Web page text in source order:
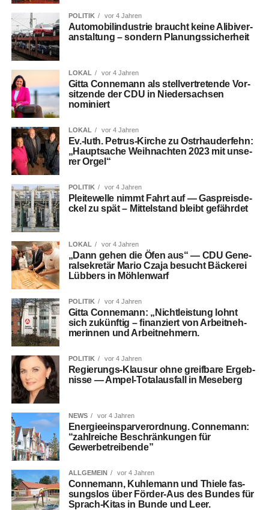
POLITIK vor 4 Jahren
Auto­mo­bil­in­dus­trie braucht kei­ne Ali­bi­ver­
an­stal­tung – son­dern Planungssicherheit
LOKAL vor 4 Jahren
Git­ta Con­ne­mann als stell­ver­tre­ten­de Vor­
sit­zen­de der CDU in Nie­der­sach­sen
nominiert
LOKAL vor 4 Jahren
Ev.-luth. Petrus-Kir­che zu Ost­rhau­der­fehn:
„Haupt­sa­che Weih­nach­ten 2023 mit unse­
rer Orgel“
POLITIK vor 4 Jahren
Plei­te­wel­le nimmt Fahrt auf — Gas­preis­de­
ckel zu spät – Mit­tel­stand bleibt gefährdet
LOKAL vor 4 Jahren
„Dann gehen die Öfen aus“ — CDU Gene­
ral­se­kre­tär Mario Cza­ja besucht Bäcke­rei
Lüb­bers in Möhlenwarf
POLITIK vor 4 Jahren
Git­ta Con­ne­mann: „Nicht­leis­tung lohnt
sich zukünf­tig – finan­ziert von Arbeit­neh­
me­rin­nen und Arbeitnehmern.
POLITIK vor 4 Jahren
Regie­rungs-Klau­sur ohne greif­ba­re Ergeb­
nis­se — Ampel-Total­aus­fall in Meseberg
NEWS vor 4 Jahren
Ener­gie­ein­spar­ver­ord­nung. Con­ne­mann:
“zahl­rei­che Beschrän­kun­gen für
Gewerbetreibende”
ALLGEMEIN vor 4 Jahren
Con­ne­mann, Kuh­lemann und Thie­le fas­
sungs­los über För­der-Aus des Bun­des für
Sprach-Kitas in Bun­de und Leer.